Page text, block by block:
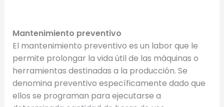
Mantenimiento preventivo
El mantenimiento preventivo es un labor que le
permite prolongar la vida útil de las máquinas o
herramientas destinadas a la producción. Se
denomina preventivo específicamente dado que
ellos se programan para ejecutarse a